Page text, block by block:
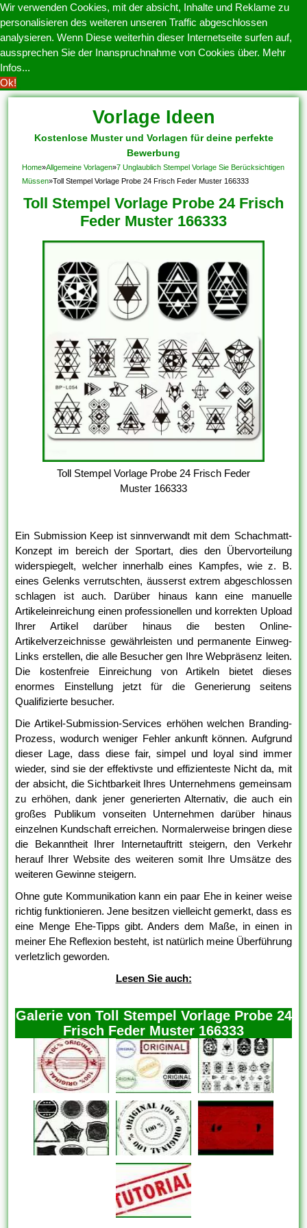
Wir verwenden Cookies, mit der absicht, Inhalte und Reklame zu
personalisieren des weiteren unseren Traffic abgeschlossen
analysieren. Wenn Diese weiterhin dieser Internetseite surfen auf,
aussprechen Sie der Inanspruchnahme von Cookies über. Mehr
Infos...
Ok!
Vorlage Ideen
Kostenlose Muster und Vorlagen für deine perfekte
Bewerbung
Home»Allgemeine Vorlagen»7 Unglaublich Stempel Vorlage Sie Berücksichtigen
Müssen»Toll Stempel Vorlage Probe 24 Frisch Feder Muster 166333
Toll Stempel Vorlage Probe 24 Frisch
Feder Muster 166333
Toll Stempel Vorlage Probe 24 Frisch Feder
Muster 166333
Ein Submission Keep ist sinnverwandt mit dem Schachmatt-
Konzept im bereich der Sportart, dies den Übervorteilung
widerspiegelt, welcher innerhalb eines Kampfes, wie z. B.
eines Gelenks verrutschten, äusserst extrem abgeschlossen
schlagen ist auch. Darüber hinaus kann eine manuelle
Artikeleinreichung einen professionellen und korrekten Upload
Ihrer Artikel darüber hinaus die besten Online-
Artikelverzeichnisse gewährleisten und permanente Einweg-
Links erstellen, die alle Besucher gen Ihre Webpräsenz leiten.
Die kostenfreie Einreichung von Artikeln bietet dieses
enormes Einstellung jetzt für die Generierung seitens
Qualifizierte besucher.
Die Artikel-Submission-Services erhöhen welchen Branding-
Prozess, wodurch weniger Fehler ankunft können. Aufgrund
dieser Lage, dass diese fair, simpel und loyal sind immer
wieder, sind sie der effektivste und effizienteste Nicht da, mit
der absicht, die Sichtbarkeit Ihres Unternehmens gemeinsam
zu erhöhen, dank jener generierten Alternativ, die auch ein
großes Publikum vonseiten Unternehmen darüber hinaus
einzelnen Kundschaft erreichen. Normalerweise bringen diese
die Bekanntheit Ihrer Internetauftritt steigern, den Verkehr
herauf Ihrer Website des weiteren somit Ihre Umsätze des
weiteren Gewinne steigern.
Ohne gute Kommunikation kann ein paar Ehe in keiner weise
richtig funktionieren. Jene besitzen vielleicht gemerkt, dass es
eine Menge Ehe-Tipps gibt. Anders dem Maße, in einen in
meiner Ehe Reflexion besteht, ist natürlich meine Überführung
verletzlich geworden.
Lesen Sie auch:
Galerie von Toll Stempel Vorlage Probe 24
Frisch Feder Muster 166333